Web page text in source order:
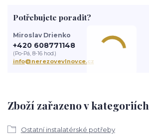
Zboží zařazeno v kategoriích
Ostatní instalatérské potřeby
Potřebujete poradit?
Miroslav Drienko
+420 608771148
(Po-Pá, 8-16 hod.)
info@nerezovevlnovce.cz